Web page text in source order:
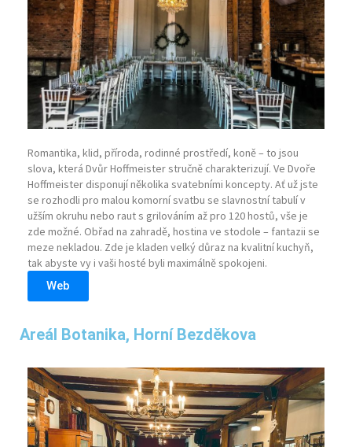
Romantika, klid, příroda, rodinné prostředí, koně – to jsou
slova, která Dvůr Hoffmeister stručně charakterizují. Ve Dvoře
Hoffmeister disponují několika svatebními koncepty. Ať už jste
se rozhodli pro malou komorní svatbu se slavnostní tabulí v
užším okruhu nebo raut s grilováním až pro 120 hostů, vše je
zde možné. Obřad na zahradě, hostina ve stodole – fantazii se
meze nekladou. Zde je kladen velký důraz na kvalitní kuchyň,
tak abyste vy i vaši hosté byli maximálně spokojeni.
Web
Areál Botanika, Horní Bezděkova